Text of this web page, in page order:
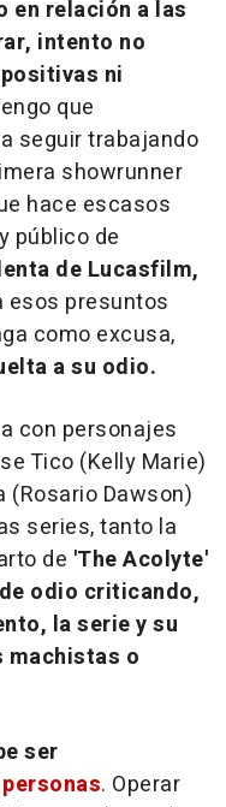
en relación a las
intento no
ni
que
seguir trabajando
showrunner
hace escasos
público de
de Lucasfilm,
esos presuntos
como excusa,
a su odio.
con personajes
Tico (Kelly Marie)
(Rosario Dawson)
series, tanto la
de 'The Acolyte'
odio criticando,
la serie y su
machistas o
ser
. Operar